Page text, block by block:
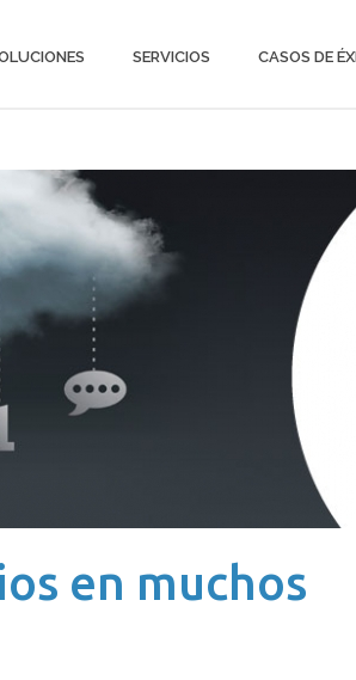
SERVICIOS CASOS DE
en muchos